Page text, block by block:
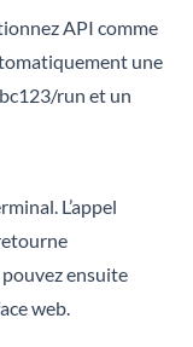
API comme
une
run et un
L’appel
ensuite
web.